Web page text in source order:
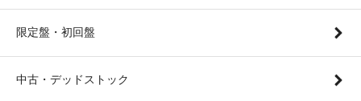
限定盤・初回盤
中古・デッドストック